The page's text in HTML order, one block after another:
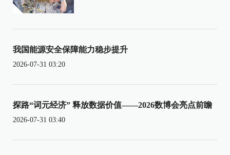
我国能源安全保障能力稳步提升
2026-07-31 03:20
探路“词元经济” 释放数据价值——2026数博会亮点前瞻
2026-07-31 03:40